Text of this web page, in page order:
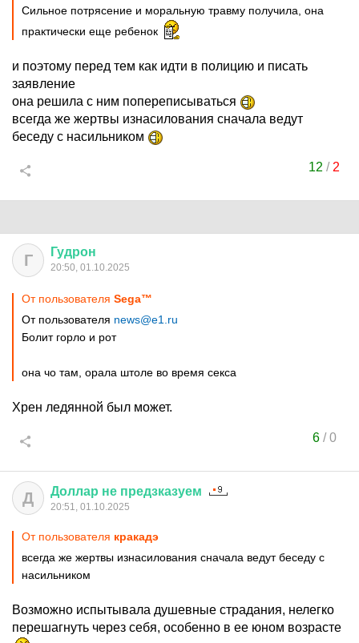
Сильное потрясение и моральную травму получила, она
практически еще ребенок
и поэтому перед тем как идти в полицию и писать
заявление
она решила с ним попереписываться
всегда же жертвы изнасилования сначала ведут
беседу с насильником
12 / 2
Г Гудрон
20:50, 01.10.2025
От пользователя Sega™
От пользователя news@e1.ru
Болит горло и рот
она чо там, орала штоле во время секса
Хрен ледянной был может.
6/0
Д Доллар не предзказуем
20:51, 01.10.2025
От пользователя кракадэ
всегда же жертвы изнасилования сначала ведут беседу с
насильником
Возможно испытывала душевные страдания, нелегко
перешагнуть через себя, особенно в ее юном возрасте